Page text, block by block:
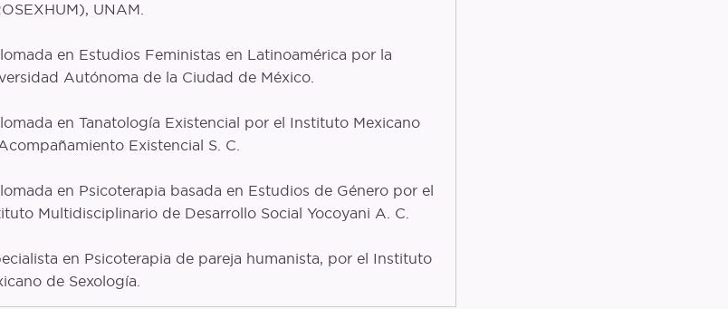
UNAM.
en Estudios Feministas en Latinoamérica por la
Autónoma de la Ciudad de México.
en Tanatología Existencial por el Instituto Mexicano
Existencial S. C.
en Psicoterapia basada en Estudios de Género por el
Multidisciplinario de Desarrollo Social Yocoyani A. C.
en Psicoterapia de pareja humanista, por el Instituto
de Sexología.